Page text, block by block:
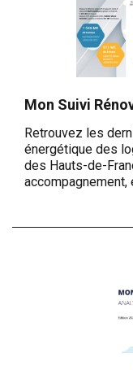
Mon Suivi
Retrouvez les
énergétique des
des Hauts-de-
accompagnement,